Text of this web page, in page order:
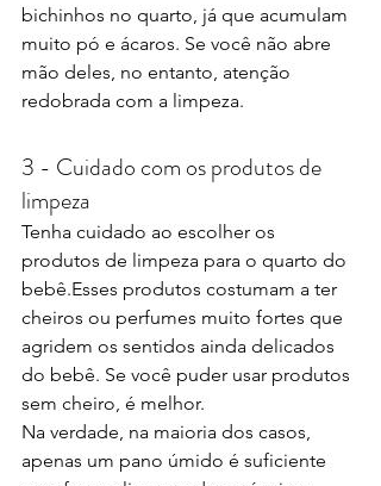
bichinhos no quarto, já que acumulam
muito pó e ácaros. Se você não abre
mão deles, no entanto, atenção
redobrada com a limpeza.
3 - Cuidado com os produtos de
limpeza
Tenha cuidado ao escolher os
produtos de limpeza para o quarto do
bebê.Esses produtos costumam a ter
cheiros ou perfumes muito fortes que
agridem os sentidos ainda delicados
do bebê. Se você puder usar produtos
sem cheiro, é melhor.
Na verdade, na maioria dos casos,
apenas um pano úmido é suficiente